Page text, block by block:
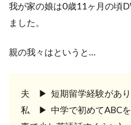
我が家の娘は0歳11ヶ月の頃
ました。
親の我々はというと…
夫 ▶︎ 短期留学経験があり
私 ▶︎ 中学で初めてABCを